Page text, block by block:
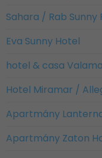
Sahara / Rab Sunny
Eva Sunny Hotel
hotel & casa
Hotel Miramar /
Apartmány
Apartmány Zaton